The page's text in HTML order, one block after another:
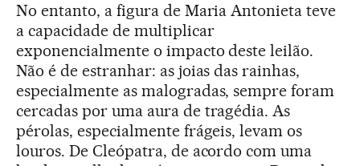
No entanto, a figura de Maria Antonieta teve
a capacidade de multiplicar
exponencialmente o impacto deste leilão.
Não é de estranhar: as joias das rainhas,
especialmente as malogradas, sempre foram
cercadas por uma aura de tragédia. As
pérolas, especialmente frágeis, levam os
louros. De Cleópatra, de acordo com uma